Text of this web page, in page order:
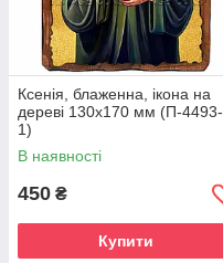
Ксенія, блаженна, ікона на
дереві 130х170 мм (П-4493-
1)
В наявності
450 ₴
Купити